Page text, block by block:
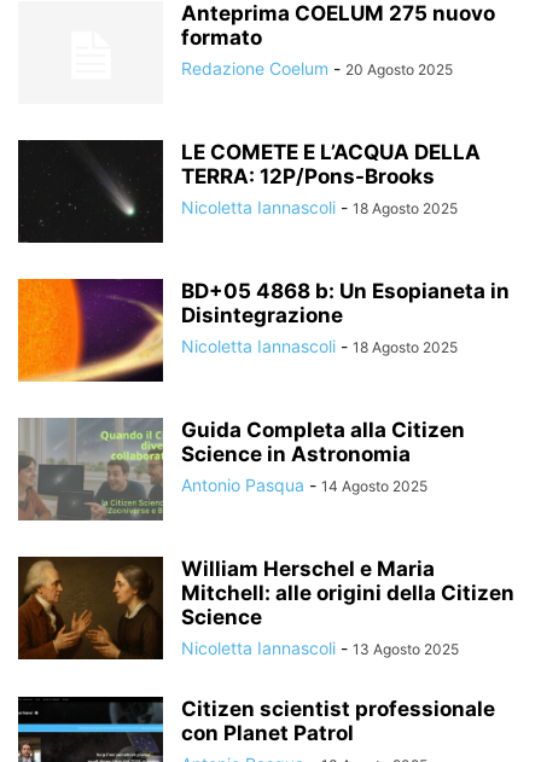
Anteprima COELUM 275 nuovo
formato
Redazione Coelum - 20 Agosto 2025
LE COMETE E L’ACQUA DELLA
TERRA: 12P/Pons-Brooks
Nicoletta Iannascoli - 18 Agosto 2025
BD+05 4868 b: Un Esopianeta in
Disintegrazione
Nicoletta Iannascoli - 18 Agosto 2025
Guida Completa alla Citizen
Science in Astronomia
Antonio Pasqua - 14 Agosto 2025
William Herschel e Maria
Mitchell: alle origini della Citizen
Science
Nicoletta Iannascoli - 13 Agosto 2025
Citizen scientist professionale
con Planet Patrol